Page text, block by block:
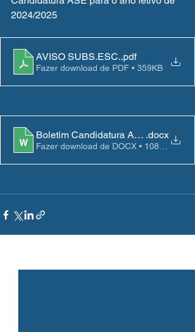
2024/2025
AVISO SUBS.ESC..pdf
Fazer download de PDF • 359KB
Boletim Candidatura ASE .docx
Fazer download de DOCX • 108KB